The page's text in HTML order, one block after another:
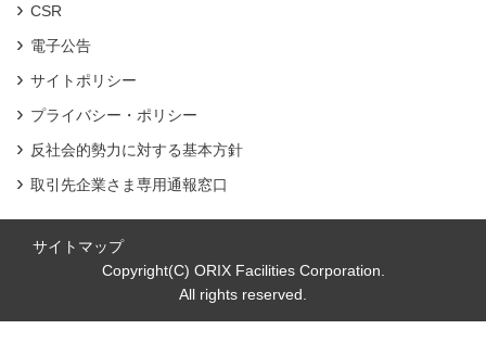
CSR
電子公告
サイトポリシー
プライバシー・ポリシー
反社会的勢力に対する基本方針
取引先企業さま専用通報窓口
サイトマップ
Copyright(C) ORIX Facilities Corporation.
All rights reserved.